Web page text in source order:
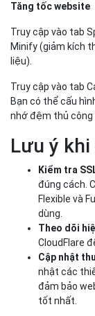
Tăng tốc website
Truy cập vào tab
Minify (giảm kích
liệu).
Truy cập vào tab
Bạn có thể cấu
nhớ đệm thủ công
Lưu ý
Kiểm tra
đúng cách.
Flexible và
dùng.
Theo dõi
CloudFlare
Cập nhật
nhật các
đảm bảo
tốt nhất.